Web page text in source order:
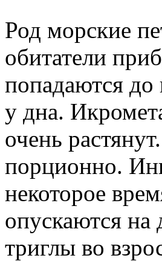
Род морские
обитатели
попадаются
у дна.
очень
порционно.
некоторое
опускаются
триглы во